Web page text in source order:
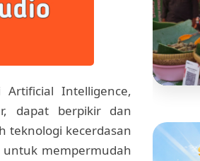
Intelligence,
dapat berpikir dan
teknologi kecerdasan
untuk mempermudah
yang